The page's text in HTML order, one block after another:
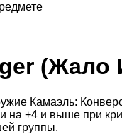
(Жало
Камаэль:
на +4 и выше при
группы.